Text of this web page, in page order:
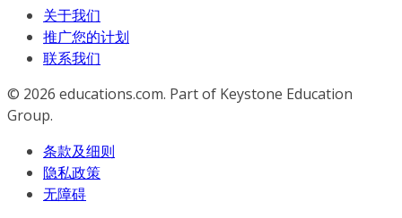
关于我们
推广您的计划
联系我们
© 2026 educations.com. Part of Keystone Education
Group.
条款及细则
隐私政策
无障碍